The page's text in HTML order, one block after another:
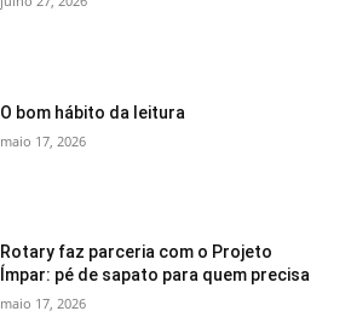
O bom hábito da leitura
maio 17, 2026
Rotary faz parceria com o Projeto
Ímpar: pé de sapato para quem precisa
maio 17, 2026